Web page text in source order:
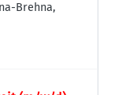
Brehna,